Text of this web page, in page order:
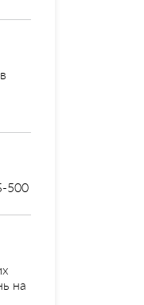
500
на